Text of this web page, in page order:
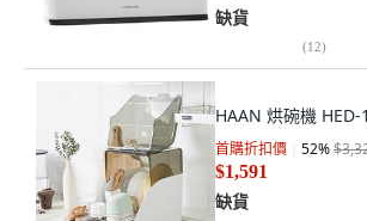
缺貨
(12)
HAAN 烘碗機 HED-
首購折扣價 52%
$1,591
缺貨